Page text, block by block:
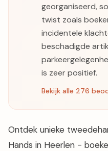
georganiseerd,
twist zoals
incidentele
beschadigde
is zeer positief.
Bekijk alle 276
Ontdek unieke
Hands in Heerlen -